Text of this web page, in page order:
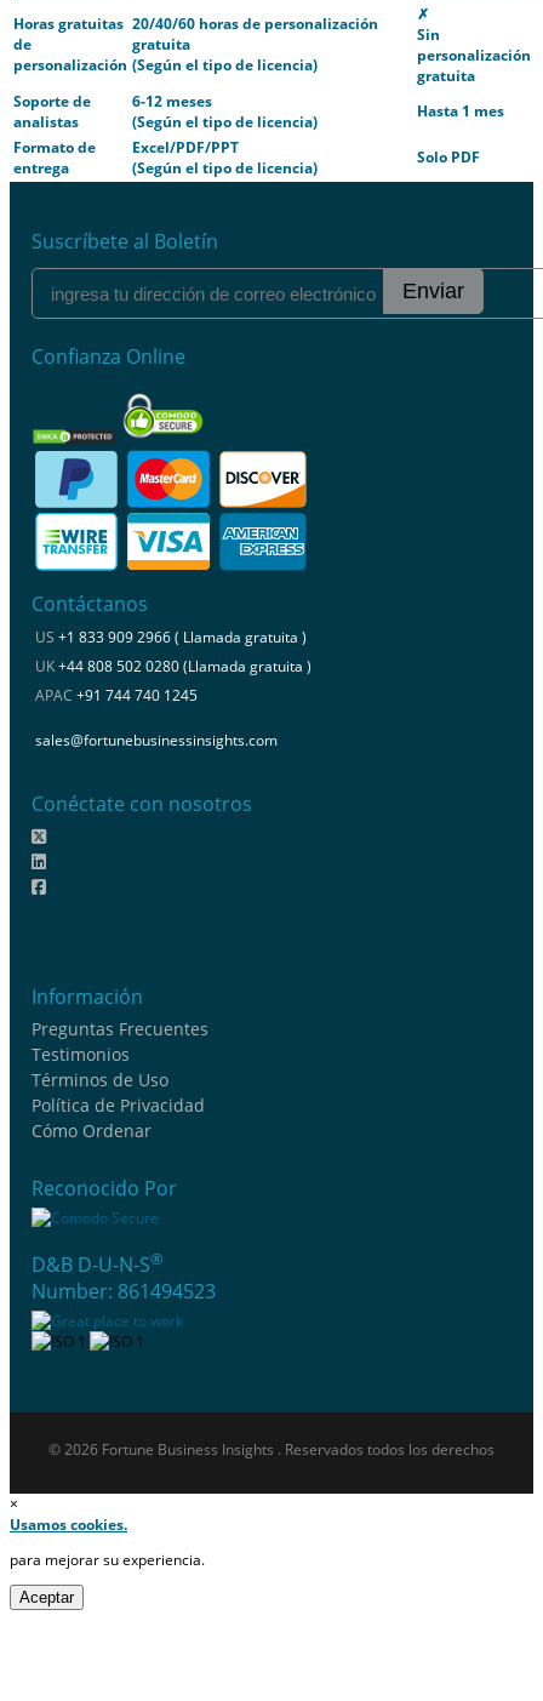
Horas gratuitas
de
personalización
20/40/60 horas de personalización
gratuita
(Según el tipo de licencia)
✗
Sin
personalización
gratuita
Soporte de
analistas
6-12 meses
(Según el tipo de licencia)
Hasta 1 mes
Formato de
entrega
Excel/PDF/PPT
(Según el tipo de licencia)
Solo PDF
Suscríbete al Boletín
Enviar
Confianza Online
Contáctanos
US +1 833 909 2966 ( Llamada gratuita )
UK+44 808 502 0280 (Llamada gratuita )
APAC +91 744 740 1245
sales@fortunebusinessinsights.com
Conéctate con nosotros
Información
Preguntas Frecuentes
Testimonios
Términos de Uso
Política de Privacidad
Cómo Ordenar
Reconocido Por
D&B D-U-N-S®
Number: 861494523
© 2026 Fortune Business Insights . Reservados todos los derechos
×
Usamos cookies.
para mejorar su experiencia.
Aceptar